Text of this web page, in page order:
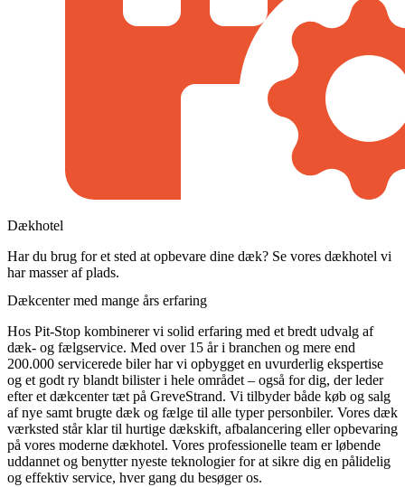
Dækhotel
Har du brug for et sted at opbevare dine dæk? Se vores dækhotel vi
har masser af plads.
Dækcenter med mange års erfaring
Hos Pit-Stop kombinerer vi solid erfaring med et bredt udvalg af
dæk- og fælgservice. Med over 15 år i branchen og mere end
200.000 servicerede biler har vi opbygget en uvurderlig ekspertise
og et godt ry blandt bilister i hele området – også for dig, der leder
efter et dækcenter tæt på GreveStrand. Vi tilbyder både køb og salg
af nye samt brugte dæk og fælge til alle typer personbiler. Vores dæk
værksted står klar til hurtige dækskift, afbalancering eller opbevaring
på vores moderne dækhotel. Vores professionelle team er løbende
uddannet og benytter nyeste teknologier for at sikre dig en pålidelig
og effektiv service, hver gang du besøger os.